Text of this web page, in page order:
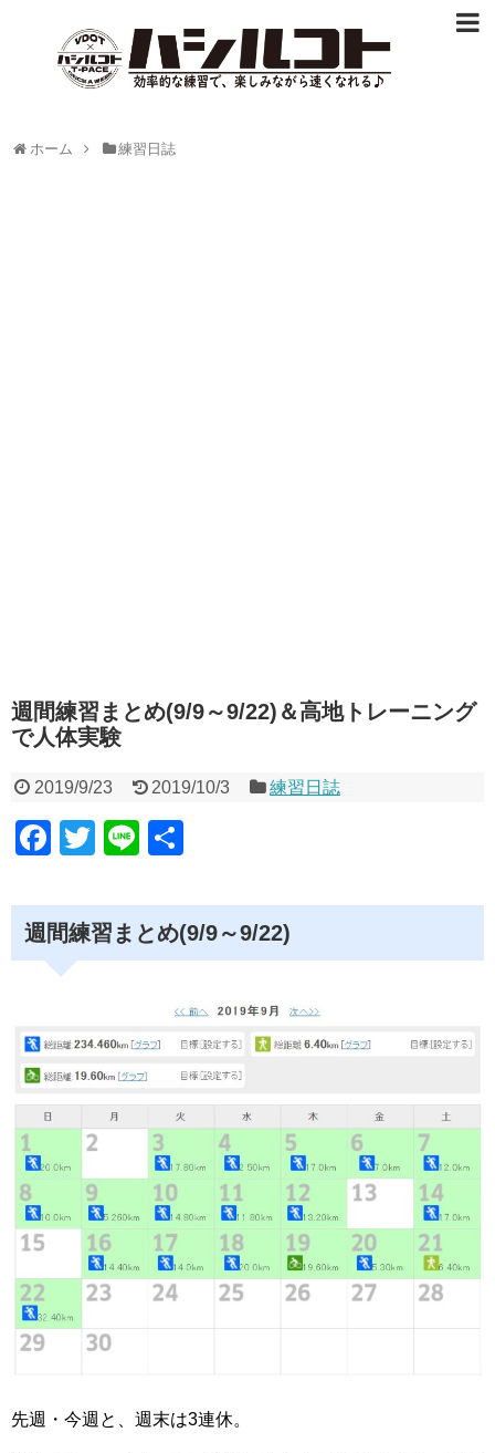
ホーム 練習日誌
週間練習まとめ(9/9～9/22)＆高地トレーニング
で人体実験
2019/9/23 2019/10/3 練習日誌
F
c
e
b
o
k
T
tt
er
Li
e
週間練習まとめ(9/9～9/22)
先週・今週と、週末は3連休。